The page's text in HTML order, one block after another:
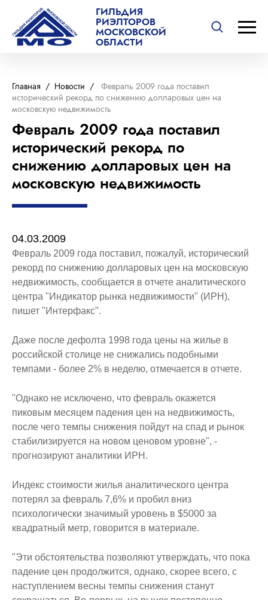
ГИЛЬДИЯ
РИЭЛТОРОВ
МОСКОВСКОЙ
ОБЛАСТИ
Главная / Новости /
Февраль 2009 года поставил
исторический рекорд по снижению долларовых цен на
московскую недвижимость
Февраль 2009 года поставил
исторический рекорд по
снижению долларовых цен на
московскую недвижимость
04.03.2009
Февраль 2009 года поставил, пожалуй, исторический
рекорд по снижению долларовых цен на московскую
недвижимость, сообщается в отчете аналитического
центра "Индикатор рынка недвижимости" (ИРН),
пишет "Интерфакс".
Даже после дефолта 1998 года цены на жилье в
российской столице не снижались подобными
темпами - более 2% в неделю, отмечается в отчете.
"Однако не исключено, что февраль окажется
пиковым месяцем падения цен на недвижимость,
после чего темпы снижения пойдут на спад и рынок
стабилизируется на новом ценовом уровне", -
прогнозируют аналитики ИРН.
Индекс стоимости жилья аналитического центра
потерял за февраль 7,6% и пробил вниз
психологически значимый уровень в $5000 за
квадратный метр, говорится в материале.
"Эти обстоятельства позволяют утверждать, что пока
падение цен продолжится, однако, скорее всего, с
наступлением весны темпы снижения станут